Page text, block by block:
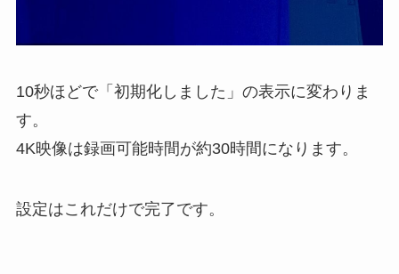
10秒ほどで「初期化しました」の表示に変わりま
す。
4K映像は録画可能時間が約30時間になります。
設定はこれだけで完了です。